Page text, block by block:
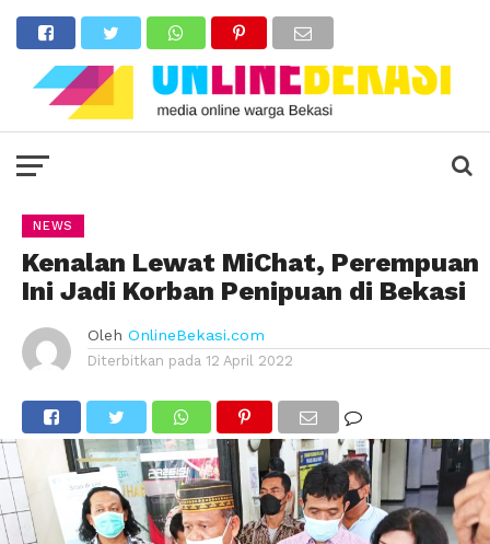
NEWS
Kenalan Lewat MiChat, Perempuan
Ini Jadi Korban Penipuan di Bekasi
Oleh OnlineBekasi.com
Diterbitkan pada 12 April 2022